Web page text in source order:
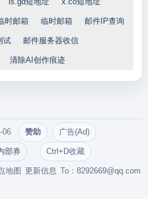
时邮箱 临时邮箱 邮件IP查询
试 邮件服务器收信
清除AI创作痕迹
06 赞助 广告(Ad)
部券 Ctrl+D收藏
To：8292669@qq.com
更新信息
地图